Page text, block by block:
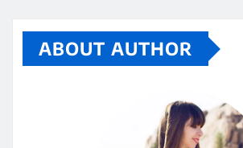
ABOUT AUTHOR